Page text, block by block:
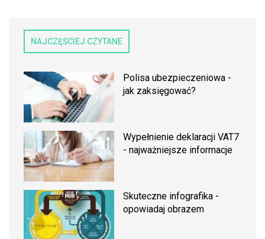
NAJCZĘŚCIEJ CZYTANE
Polisa ubezpieczeniowa -
jak zaksięgować?
Wypełnienie deklaracji VAT7
- najważniejsze informacje
Skuteczne infografika -
opowiadaj obrazem